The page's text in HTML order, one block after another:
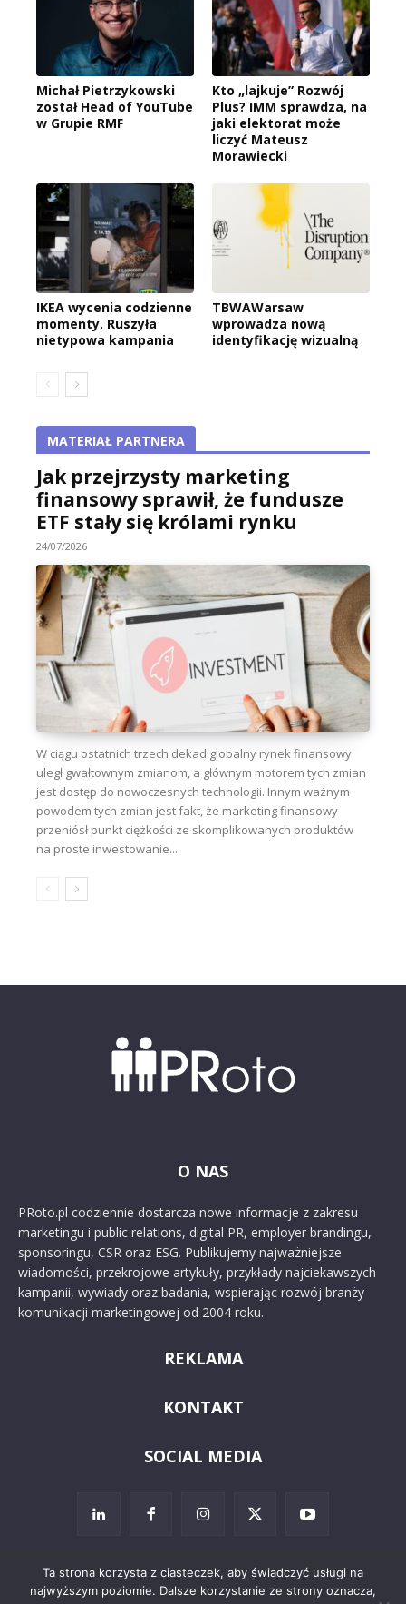
Michał Pietrzykowski
został Head of YouTube
w Grupie RMF
Kto „lajkuje” Rozwój
Plus? IMM sprawdza, na
jaki elektorat może
liczyć Mateusz
Morawiecki
IKEA wycenia codzienne
momenty. Ruszyła
nietypowa kampania
TBWAWarsaw
wprowadza nową
identyfikację wizualną
MATERIAŁ PARTNERA
Jak przejrzysty marketing
finansowy sprawił, że fundusze
ETF stały się królami rynku
24/07/2026
W ciągu ostatnich trzech dekad globalny rynek finansowy
uległ gwałtownym zmianom, a głównym motorem tych zmian
jest dostęp do nowoczesnych technologii. Innym ważnym
powodem tych zmian jest fakt, że marketing finansowy
przeniósł punkt ciężkości ze skomplikowanych produktów
na proste inwestowanie...
O NAS
PRoto.pl codziennie dostarcza nowe informacje z zakresu
marketingu i public relations, digital PR, employer brandingu,
sponsoringu, CSR oraz ESG. Publikujemy najważniejsze
wiadomości, przekrojowe artykuły, przykłady najciekawszych
kampanii, wywiady oraz badania, wspierając rozwój branży
komunikacji marketingowej od 2004 roku.
REKLAMA
KONTAKT
SOCIAL MEDIA
Ta strona korzysta z ciasteczek, aby świadczyć usługi na
najwyższym poziomie. Dalsze korzystanie ze strony oznacza,